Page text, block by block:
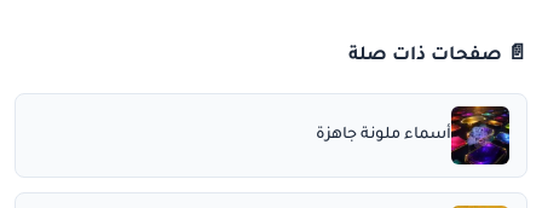
📄 صفحات ذات صلة
أسماء ملونة جاهزة